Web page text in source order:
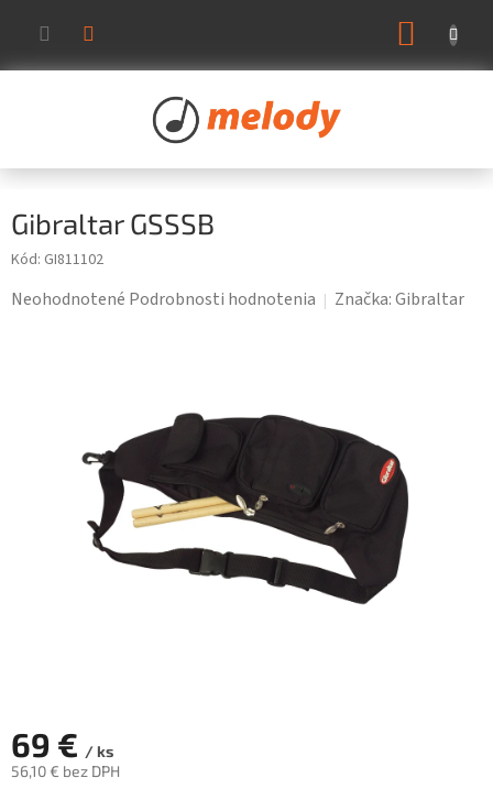
obsah
Gibraltar GSSSB
Kód: GI811102
Priemerné
hviezdičiek.
Neohodnotené Podrobnosti hodnotenia Značka:Gibraltar
69 € / ks
56,10 € bez DPH